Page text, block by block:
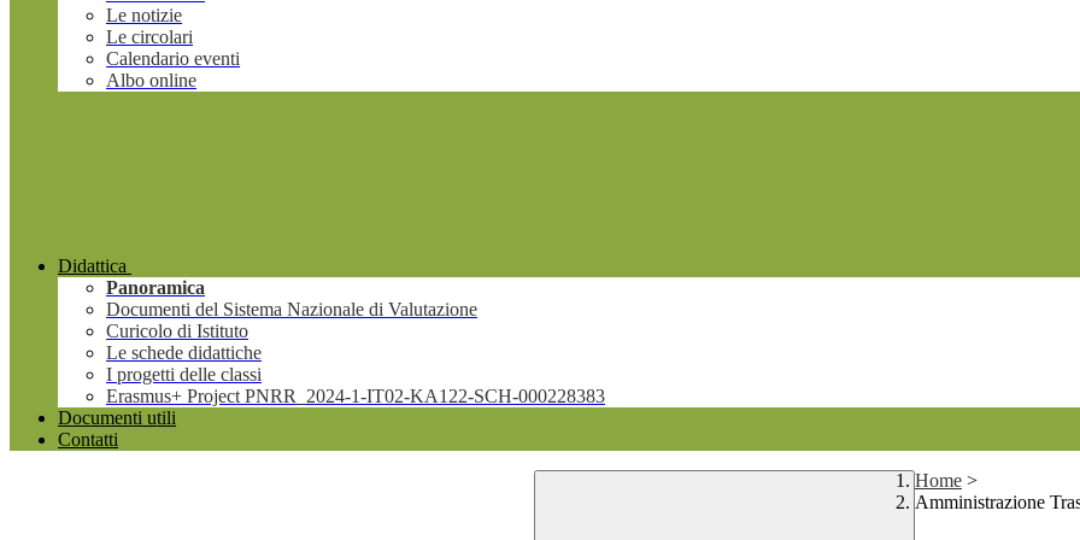
Le notizie
Le circolari
Calendario eventi
Albo online
Didattica
Panoramica
Documenti del Sistema Nazionale di Valutazione
Curicolo di Istituto
Le schede didattiche
I progetti delle classi
Erasmus+ Project PNRR_2024-1-IT02-KA122-SCH-000228383
Documenti utili
Contatti
Home >
Amministrazione